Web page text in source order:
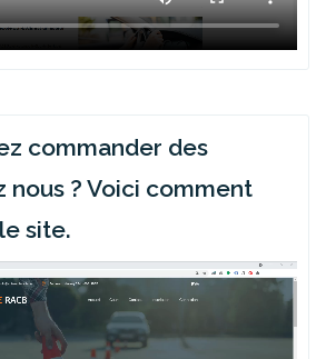
commander des
nous ? Voici comment
site.